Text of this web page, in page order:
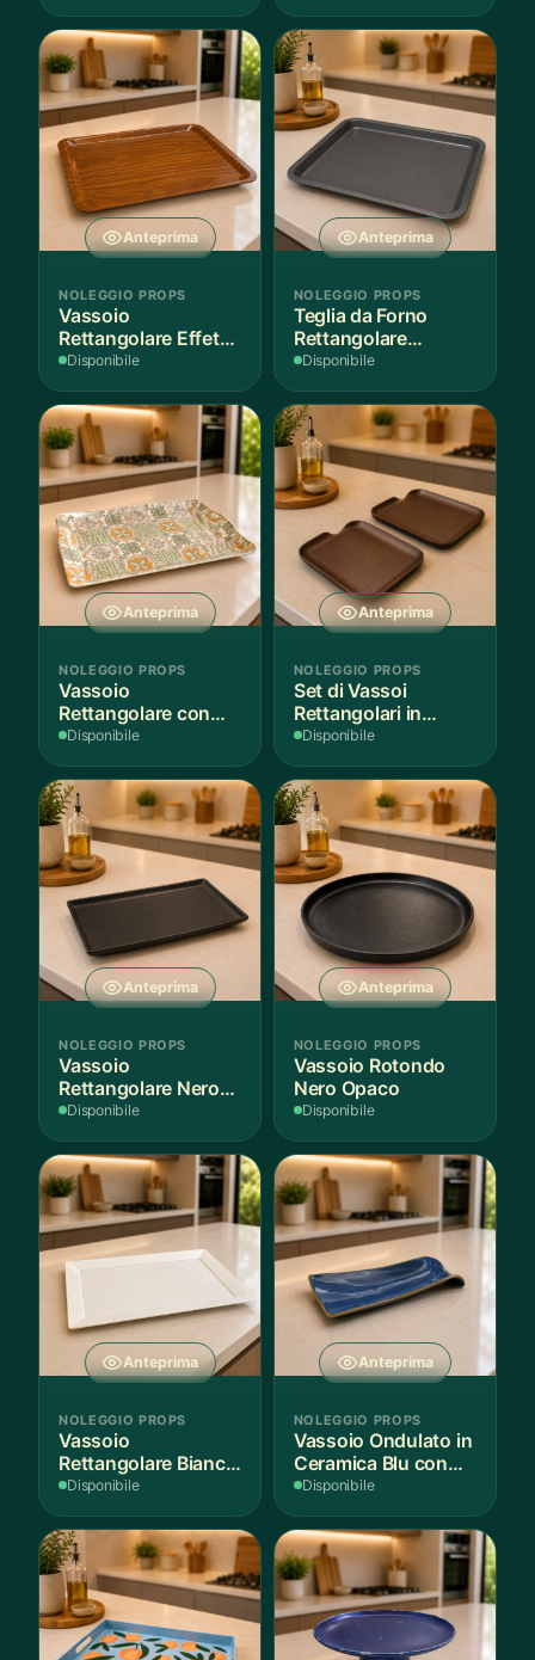
Anteprima
NOLEGGIO PROPS
Vassoio
Rettangolare Effetto
Legno
Disponibile
Anteprima
NOLEGGIO PROPS
Teglia da Forno
Rettangolare
Antiaderente
Disponibile
Anteprima
NOLEGGIO PROPS
Vassoio
Rettangolare con
Fantasia
Disponibile
Anteprima
NOLEGGIO PROPS
Set di Vassoi
Rettangolari in
Finitura Legno
Disponibile
Anteprima
NOLEGGIO PROPS
Vassoio
Rettangolare Nero
Opaco
Disponibile
Anteprima
NOLEGGIO PROPS
Vassoio Rotondo
Nero Opaco
Disponibile
Anteprima
NOLEGGIO PROPS
Vassoio
Rettangolare Bianco
per Scenografie
Disponibile
Anteprima
NOLEGGIO PROPS
Vassoio Ondulato in
Ceramica Blu con
Bordo Dorato
Disponibile